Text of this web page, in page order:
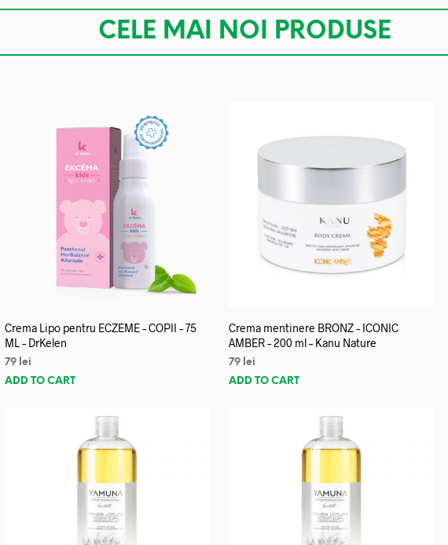
CELE MAI NOI PRODUSE
Crema Lipo pentru ECZEME – COPII – 75
ML – DrKelen
79 lei
ADD TO CART
Crema mentinere BRONZ – ICONIC
AMBER – 200 ml – Kanu Nature
79 lei
ADD TO CART